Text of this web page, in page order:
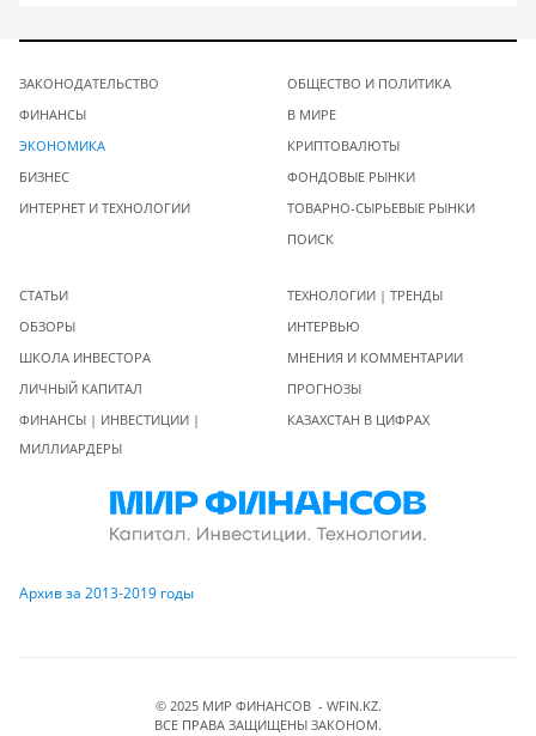
ЗАКОНОДАТЕЛЬСТВО
ФИНАНСЫ
ЭКОНОМИКА
БИЗНЕС
ИНТЕРНЕТ И ТЕХНОЛОГИИ
ОБЩЕСТВО И ПОЛИТИКА
В МИРЕ
КРИПТОВАЛЮТЫ
ФОНДОВЫЕ РЫНКИ
ТОВАРНО-СЫРЬЕВЫЕ РЫНКИ
ПОИСК
СТАТЬИ
ОБЗОРЫ
ШКОЛА ИНВЕСТОРА
ЛИЧНЫЙ КАПИТАЛ
ФИНАНСЫ | ИНВЕСТИЦИИ |
МИЛЛИАРДЕРЫ
ТЕХНОЛОГИИ | ТРЕНДЫ
ИНТЕРВЬЮ
МНЕНИЯ И КОММЕНТАРИИ
ПРОГНОЗЫ
КАЗАХСТАН В ЦИФРАХ
Архив за 2013-2019 годы
© 2025 МИР ФИНАНСОВ - WFIN.KZ.
ВСЕ ПРАВА ЗАЩИЩЕНЫ ЗАКОНОМ.